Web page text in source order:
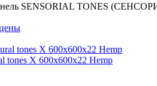
SENSORIAL TONES
tones X 600x600x22 Hemp